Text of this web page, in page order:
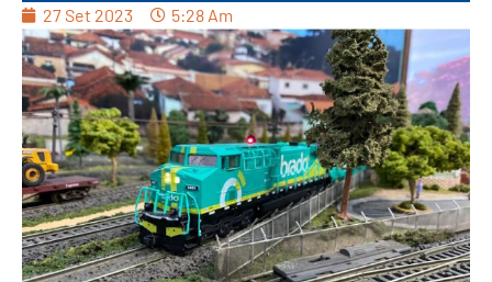
27 Set 2023 5:28 Am